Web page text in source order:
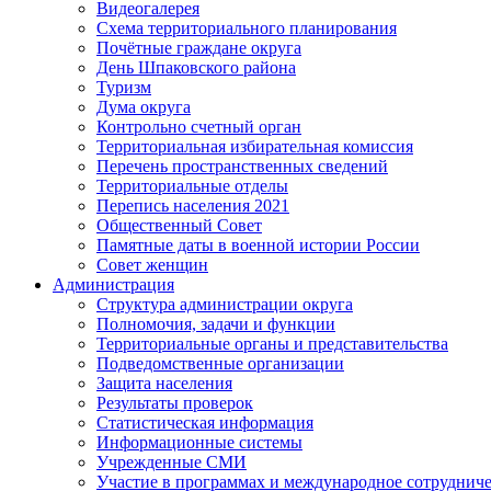
Видеогалерея
Схема территориального планирования
Почётные граждане округа
День Шпаковского района
Туризм
Дума округа
Контрольно счетный орган
Территориальная избирательная комиссия
Перечень пространственных сведений
Территориальные отделы
Перепись населения 2021
Общественный Совет
Памятные даты в военной истории России
Совет женщин
Администрация
Структура администрации округа
Полномочия, задачи и функции
Территориальные органы и представительства
Подведомственные организации
Защита населения
Результаты проверок
Статистическая информация
Информационные системы
Учрежденные СМИ
Участие в программах и международное